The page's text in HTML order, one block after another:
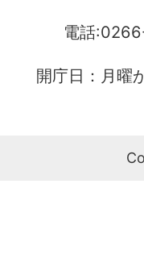
電話
開庁日：月曜